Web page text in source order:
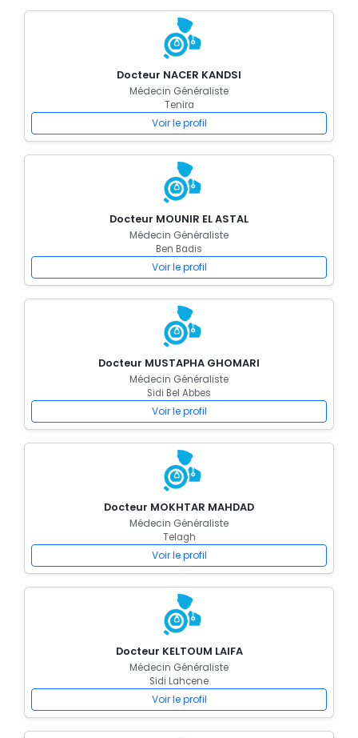
Docteur NACER KANDSI
Médecin Généraliste
Tenira
Voir le profil
Docteur MOUNIR EL ASTAL
Médecin Généraliste
Ben Badis
Voir le profil
Docteur MUSTAPHA GHOMARI
Médecin Généraliste
Sidi Bel Abbes
Voir le profil
Docteur MOKHTAR MAHDAD
Médecin Généraliste
Telagh
Voir le profil
Docteur KELTOUM LAIFA
Médecin Généraliste
Sidi Lahcene
Voir le profil